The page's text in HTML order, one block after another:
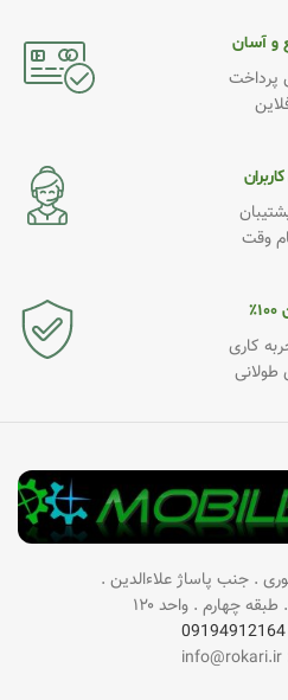
و آسان
پرداخت
وقت
کاری
طولانی
. جنب پاساژ علاءالدین .
چهارم . واحد ۱۲۰